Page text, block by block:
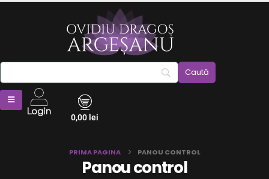
Login 0,00 lei
PRIMA PAGINA PANOU CONTROL
Panou control